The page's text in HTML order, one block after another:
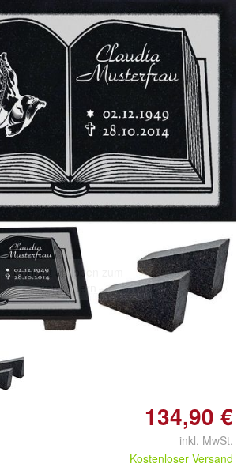
Doppelt antippen zum
vergrößern
134,90 €
inkl. MwSt.
Kostenloser Versand